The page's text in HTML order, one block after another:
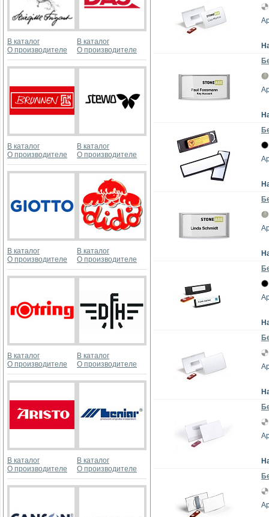
В каталог
О производителе
В каталог
О производителе
В каталог
О производителе
В каталог
О производителе
В каталог
О производителе
В каталог
О производителе
В каталог
О производителе
В каталог
О производителе
В каталог
О производителе
В каталог
О производителе